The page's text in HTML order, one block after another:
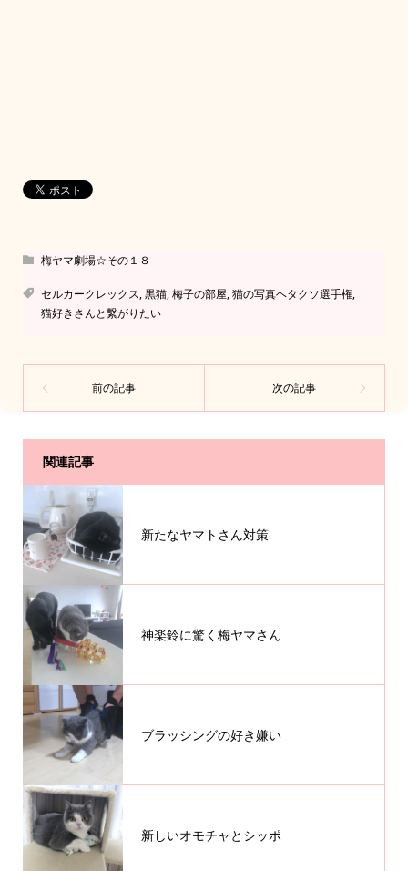
梅ヤマ劇場☆その１８
セルカークレックス,黒猫,梅子の部屋,猫の写真ヘタクソ選手権,
猫好きさんと繋がりたい
関連記事
新たなヤマトさん対策
神楽鈴に驚く梅ヤマさん
ブラッシングの好き嫌い
新しいオモチャとシッポ